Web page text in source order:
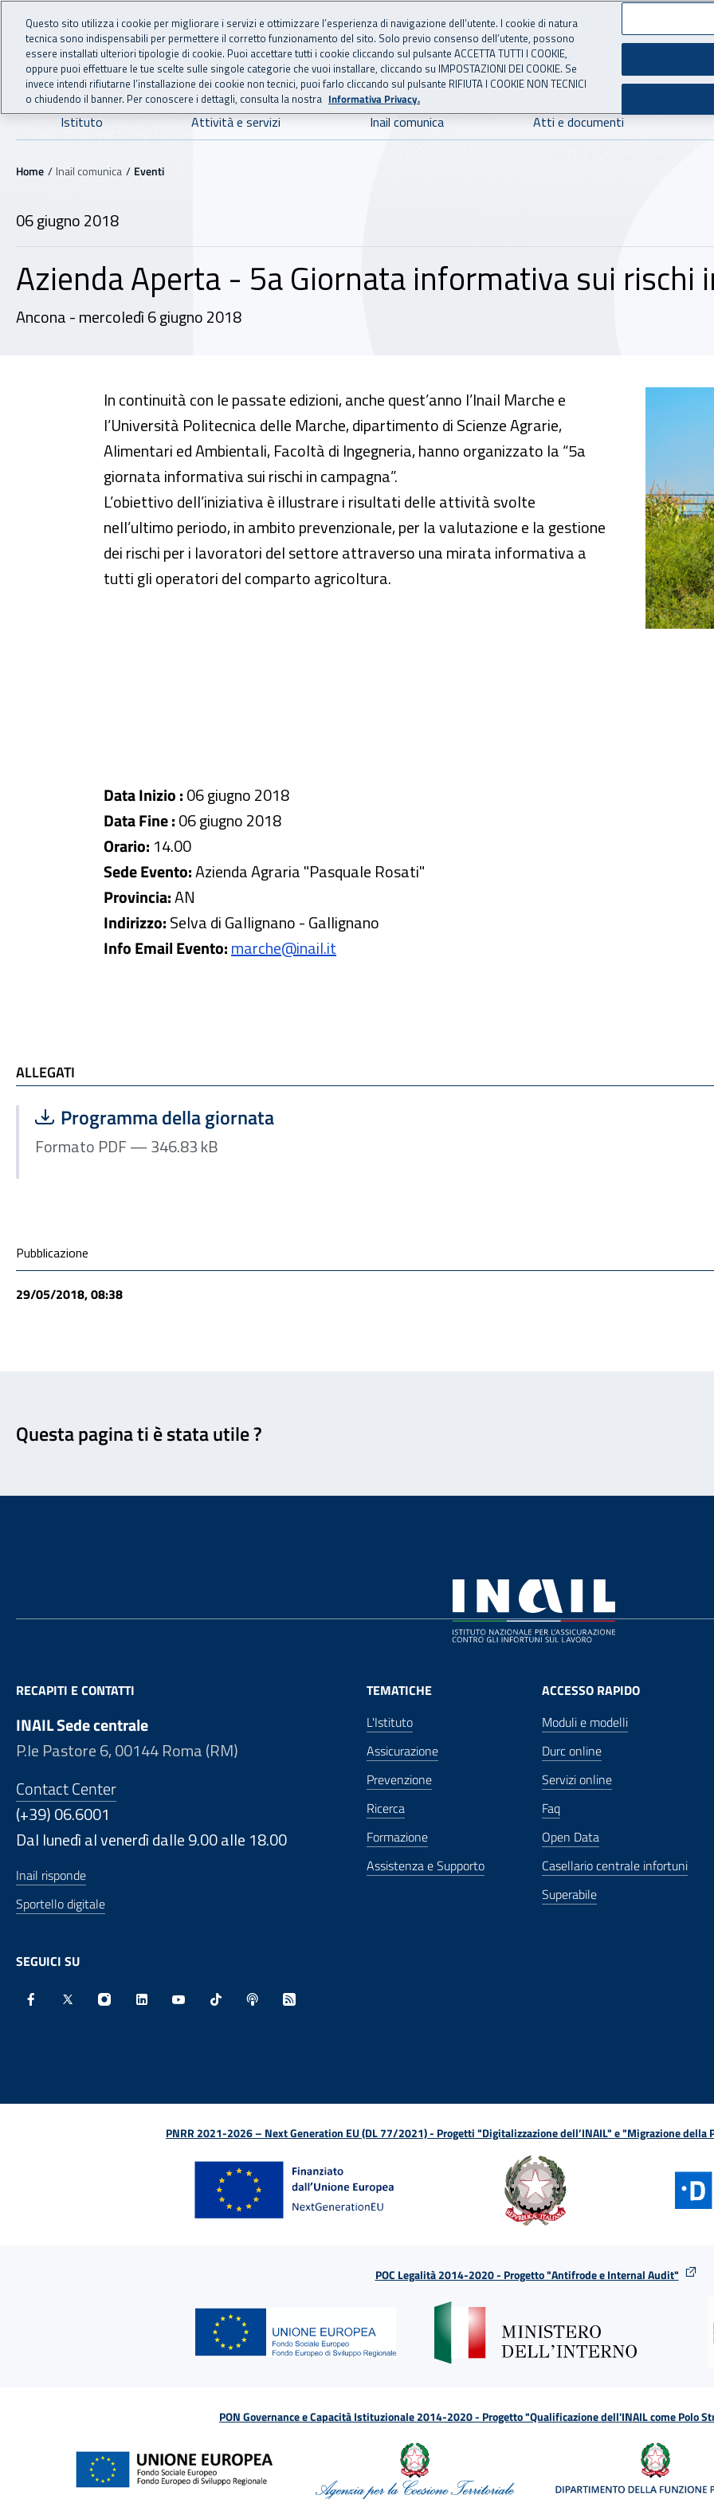
Vai al menu principale
Vai al contenuto principale
INAIL - Istituto Nazionale per l'Assicurazione
Navigazione principale
Istituto Attività e servizi Inail comunica Atti e documenti
Navigazione - Ti trovi in:
Home Inail comunica Eventi
06 giugno 2018
Azienda Aperta - 5a Giornata informativa sui rischi
Ancona - mercoledì 6 giugno 2018
Azienda Aperta - 5a Giornata informativa sui rischi in campagna
In continuità con le passate edizioni, anche quest’anno l’Inail Marche e
l’Università Politecnica delle Marche, dipartimento di Scienze Agrarie,
Alimentari ed Ambientali, Facoltà di Ingegneria, hanno organizzato la “5a
giornata informativa sui rischi in campagna”.
L’obiettivo dell’iniziativa è illustrare i risultati delle attività svolte
nell’ultimo periodo, in ambito prevenzionale, per la valutazione e la gestione
dei rischi per i lavoratori del settore attraverso una mirata informativa a
tutti gli operatori del comparto agricoltura.
Data Inizio :06 giugno 2018
Data Fine :06 giugno 2018
Orario: 14.00
Sede Evento:Azienda Agraria "Pasquale Rosati"
Provincia:AN
Indirizzo:Selva di Gallignano - Gallignano
Info Email Evento:marche@inail.it
ALLEGATI
ALLEGATI
Scarica file:
Programma della giornata
Formato PDF — 346.83 kB
Condivisione social
Pubblicazione
29/05/2018, 08:38
Questa pagina ti è stata utile ?
RECAPITI E CONTATTI
INAIL Sede centrale
P.le Pastore 6, 00144 Roma (RM)
Contact Center
(+39) 06.6001
Dal lunedì al venerdì dalle 9.00 alle 18.00
Inail risponde
Sportello digitale
SEGUICI SU
TEMATICHE
L'Istituto
Assicurazione
Prevenzione
Ricerca
Formazione
Assistenza e Supporto
ACCESSO RAPIDO
Moduli e modelli
Durc online
Servizi online
Faq
Open Data
Casellario centrale infortuni
Superabile
PNRR 2021-2026 – Next Generation EU (DL 77/2021) - Progetti "Digitalizzazione dell’INAIL" e "Migrazione della
POC Legalità 2014-2020 - Progetto "Antifrode e Internal Audit"
PON Governance e Capacità Istituzionale 2014-2020 - Progetto "Qualificazione dell'INAIL come Polo
Questo sito utilizza i cookie per migliorare i servizi e ottimizzare l’esperienza di navigazione dell’utente. I cookie di natura
tecnica sono indispensabili per permettere il corretto funzionamento del sito. Solo previo consenso dell’utente, possono
essere installati ulteriori tipologie di cookie. Puoi accettare tutti i cookie cliccando sul pulsante ACCETTA TUTTI I COOKIE,
oppure puoi effettuare le tue scelte sulle singole categorie che vuoi installare, cliccando su IMPOSTAZIONI DEI COOKIE. Se
invece intendi rifiutarne l’installazione dei cookie non tecnici, puoi farlo cliccando sul pulsante RIFIUTA I COOKIE NON TECNICI
o chiudendo il banner. Per conoscere i dettagli, consulta la nostra Informativa Privacy.